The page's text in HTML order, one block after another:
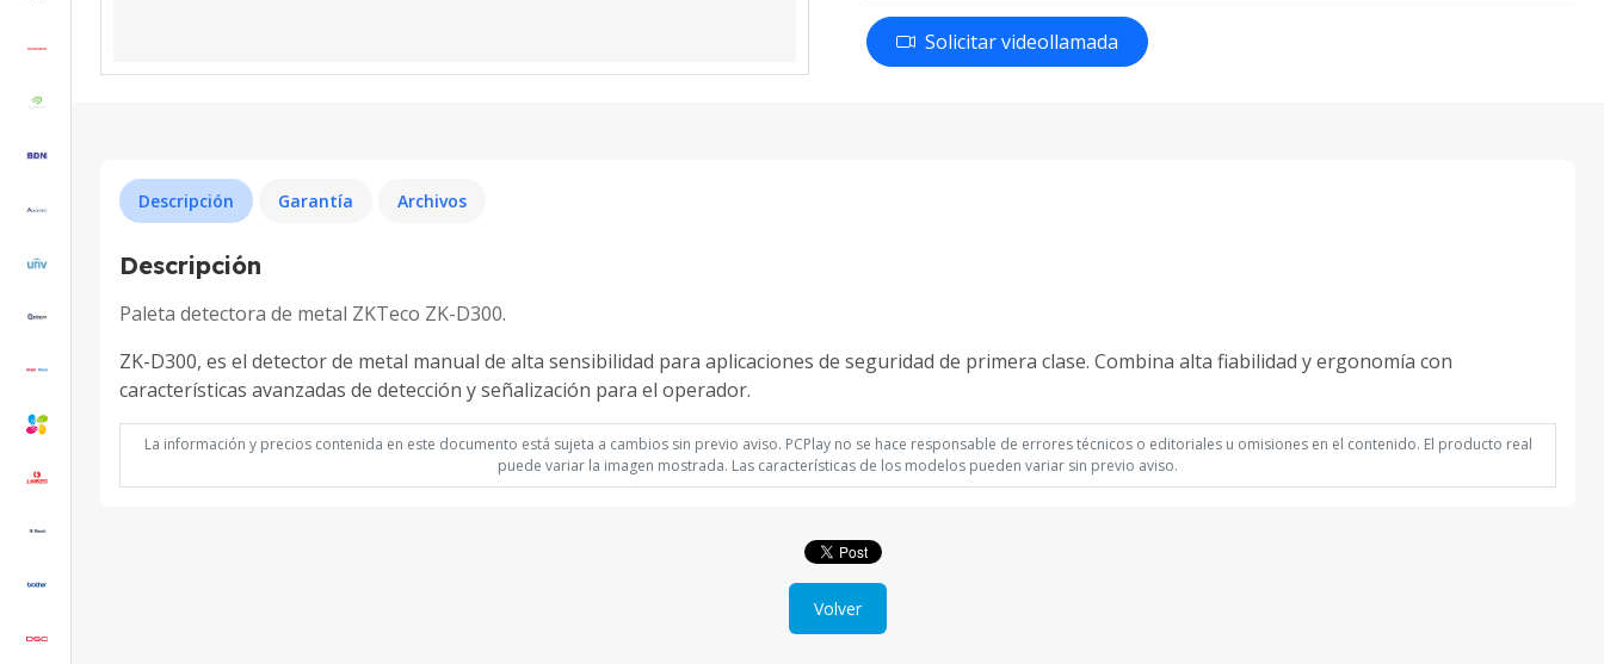
Solicitar videollamada
Descripción Garantía Archivos
Descripción
Paleta detectora de metal ZKTeco ZK-D300.
ZK-D300, es el detector de metal manual de alta sensibilidad para aplicaciones de seguridad de primera clase. Combina alta fiabilidad y ergonomía con
características avanzadas de detección y señalización para el operador.
La información y precios contenida en este documento está sujeta a cambios sin previo aviso. PCPlay no se hace responsable de errores técnicos o editoriales u omisiones en el contenido. El producto real
puede variar la imagen mostrada. Las características de los modelos pueden variar sin previo aviso.
Volver